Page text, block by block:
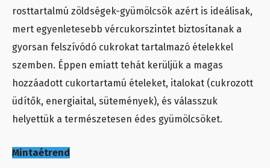
rosttartalmú zöldségek-gyümölcsök azért is ideálisak,
mert egyenletesebb vércukorszintet biztosítanak a
gyorsan felszívódó cukrokat tartalmazó ételekkel
szemben. Éppen emiatt tehát kerüljük a magas
hozzáadott cukortartamú ételeket, italokat (cukrozott
üdítők, energiaital, sütemények), és válasszuk
helyettük a természetesen édes gyümölcsöket.
Mintaétrend